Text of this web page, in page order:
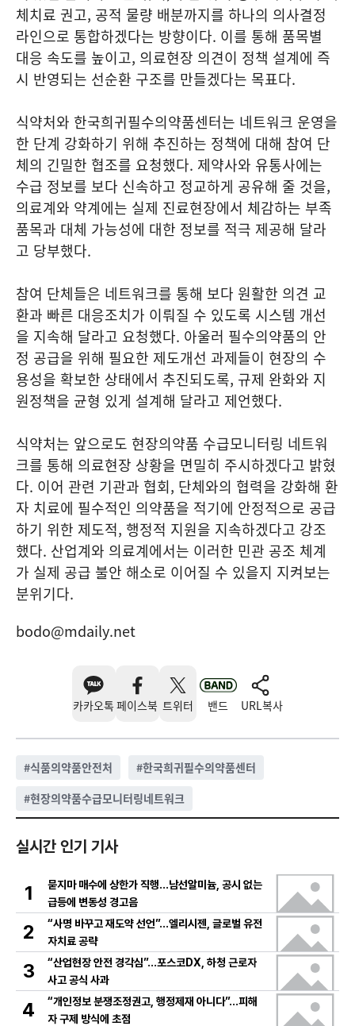
체치료 권고, 공적 물량 배분까지를 하나의 의사결정
라인으로 통합하겠다는 방향이다. 이를 통해 품목별
대응 속도를 높이고, 의료현장 의견이 정책 설계에 즉
시 반영되는 선순환 구조를 만들겠다는 목표다.
식약처와 한국희귀필수의약품센터는 네트워크 운영을
한 단계 강화하기 위해 추진하는 정책에 대해 참여 단
체의 긴밀한 협조를 요청했다. 제약사와 유통사에는
수급 정보를 보다 신속하고 정교하게 공유해 줄 것을,
의료계와 약계에는 실제 진료현장에서 체감하는 부족
품목과 대체 가능성에 대한 정보를 적극 제공해 달라
고 당부했다.
참여 단체들은 네트워크를 통해 보다 원활한 의견 교
환과 빠른 대응조치가 이뤄질 수 있도록 시스템 개선
을 지속해 달라고 요청했다. 아울러 필수의약품의 안
정 공급을 위해 필요한 제도개선 과제들이 현장의 수
용성을 확보한 상태에서 추진되도록, 규제 완화와 지
원정책을 균형 있게 설계해 달라고 제언했다.
식약처는 앞으로도 현장의약품 수급모니터링 네트워
크를 통해 의료현장 상황을 면밀히 주시하겠다고 밝혔
다. 이어 관련 기관과 협회, 단체와의 협력을 강화해 환
자 치료에 필수적인 의약품을 적기에 안정적으로 공급
하기 위한 제도적, 행정적 지원을 지속하겠다고 강조
했다. 산업계와 의료계에서는 이러한 민관 공조 체계
가 실제 공급 불안 해소로 이어질 수 있을지 지켜보는
분위기다.
bodo@mdaily.net
카카오톡 페이스북 트위터 밴드 URL복사
#식품의약품안전처 #한국희귀필수의약품센터
#현장의약품수급모니터링네트워크
실시간 인기 기사
1
묻지마 매수에 상한가 직행…남선알미늄, 공시 없는
급등에 변동성 경고음
2
“사명 바꾸고 재도약 선언”…엘리시젠, 글로벌 유전
자치료 공략
3
“산업현장 안전 경각심”…포스코DX, 하청 근로자
사고 공식 사과
4
“개인정보 분쟁조정권고, 행정제재 아니다”…피해
자 구제 방식에 초점